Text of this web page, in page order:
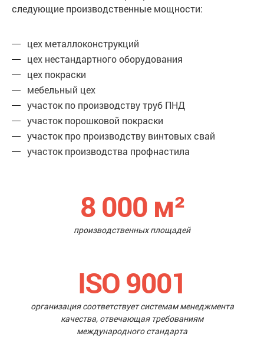
следующие производственные мощности:
цех металлоконструкций
цех нестандартного оборудования
цех покраски
мебельный цех
участок по производству труб ПНД
участок порошковой покраски
участок про производству винтовых свай
участок производства профнастила
8 000 м²
производственных площадей
ISO 9001
организация соответствует системам менеджмента
качества, отвечающая требованиям
международного стандарта